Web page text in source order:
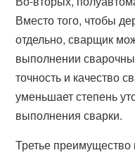
Вместо того, чтобы
отдельно, сварщик
выполнении
точность и качество
уменьшает степень
выполнения сварки.
Третье